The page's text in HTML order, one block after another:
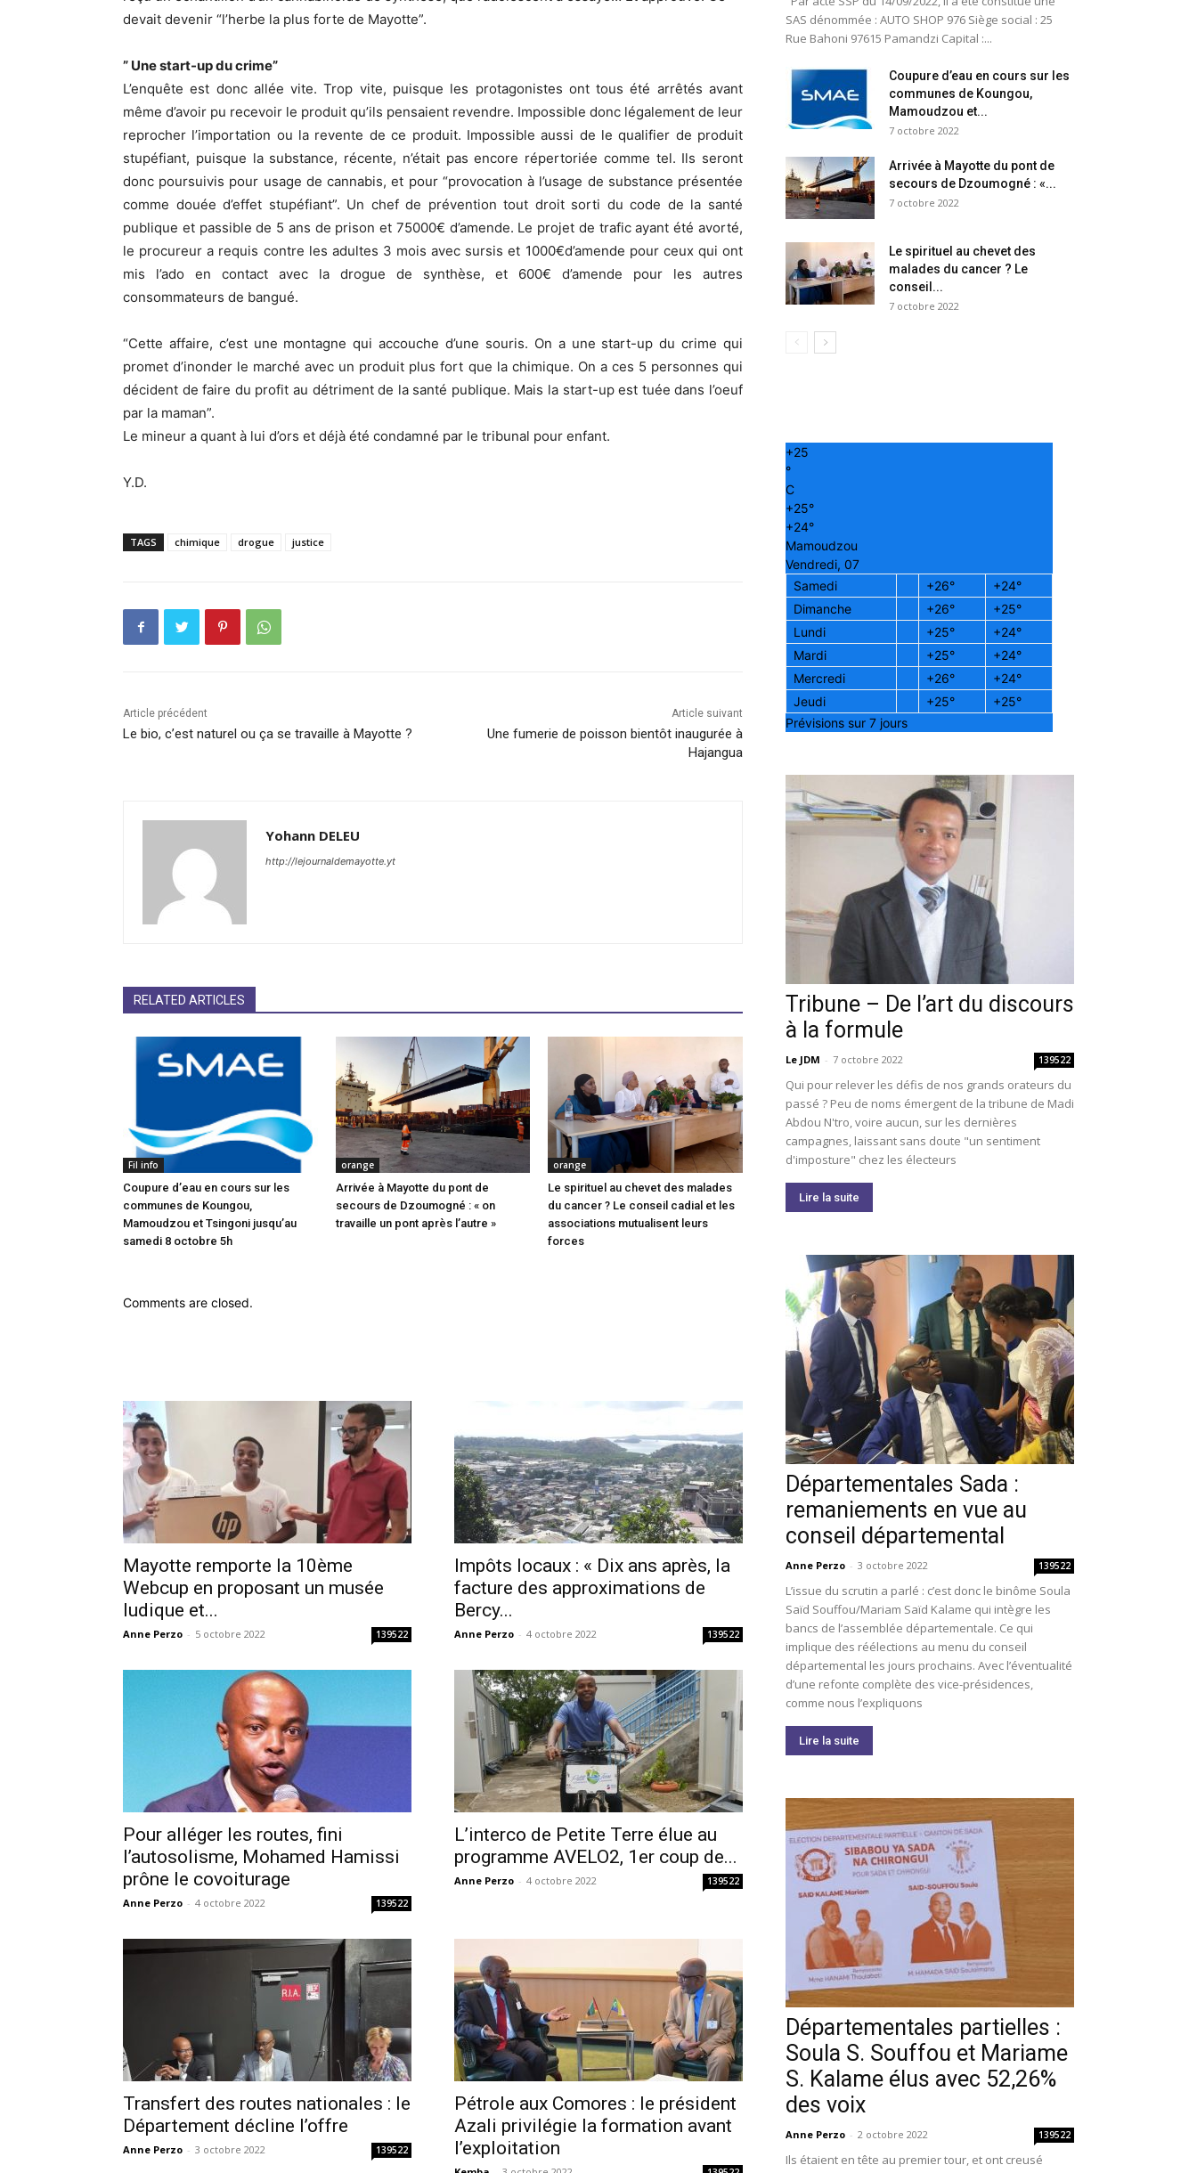
devait devenir “l’herbe la plus forte de Mayotte”.
” Une start-up du crime”
L’enquête est donc allée vite. Trop vite, puisque les protagonistes ont tous été arrêtés avant
même d’avoir pu recevoir le produit qu’ils pensaient revendre. Impossible donc légalement de leur
reprocher l’importation ou la revente de ce produit. Impossible aussi de le qualifier de produit
stupéfiant, puisque la substance, récente, n’était pas encore répertoriée comme tel. Ils seront
donc poursuivis pour usage de cannabis, et pour “provocation à l’usage de substance présentée
comme douée d’effet stupéfiant”. Un chef de prévention tout droit sorti du code de la santé
publique et passible de 5 ans de prison et 75000€ d’amende. Le projet de trafic ayant été avorté,
le procureur a requis contre les adultes 3 mois avec sursis et 1000€d’amende pour ceux qui ont
mis l’ado en contact avec la drogue de synthèse, et 600€ d’amende pour les autres
consommateurs de bangué.
“Cette affaire, c’est une montagne qui accouche d’une souris. On a une start-up du crime qui
promet d’inonder le marché avec un produit plus fort que la chimique. On a ces 5 personnes qui
décident de faire du profit au détriment de la santé publique. Mais la start-up est tuée dans l’oeuf
par la maman”.
Le mineur a quant à lui d’ors et déjà été condamné par le tribunal pour enfant.
Y.D.
TAGS chimique drogue justice
Article précédent
Le bio, c’est naturel ou ça se travaille à Mayotte ?
Article suivant
Une fumerie de poisson bientôt inaugurée à
Hajangua
Yohann DELEU
http://lejournaldemayotte.yt
RELATED ARTICLES
Fil info
Coupure d’eau en cours sur les
communes de Koungou,
Mamoudzou et Tsingoni jusqu’au
samedi 8 octobre 5h
orange
Arrivée à Mayotte du pont de
secours de Dzoumogné : « on
travaille un pont après l’autre »
orange
Le spirituel au chevet des malades
du cancer ? Le conseil cadial et les
associations mutualisent leurs
forces
Comments are closed.
Mayotte remporte la 10ème
Webcup en proposant un musée
ludique et...
Anne Perzo - 5 octobre 2022 139522
Impôts locaux : « Dix ans après, la
facture des approximations de
Bercy...
Anne Perzo - 4 octobre 2022 139522
Pour alléger les routes, fini
l’autosolisme, Mohamed Hamissi
prône le covoiturage
Anne Perzo - 4 octobre 2022 139522
L’interco de Petite Terre élue au
programme AVELO2, 1er coup de...
Anne Perzo - 4 octobre 2022 139522
Transfert des routes nationales : le
Département décline l’offre
Anne Perzo - 3 octobre 2022 139522
Pétrole aux Comores : le président
Azali privilégie la formation avant
l’exploitation
SAS dénommée : AUTO SHOP 976 Siège social : 25
Rue Bahoni 97615 Pamandzi Capital :...
Coupure d’eau en cours sur les
communes de Koungou,
Mamoudzou et...
7 octobre 2022
Arrivée à Mayotte du pont de
secours de Dzoumogné : «...
7 octobre 2022
Le spirituel au chevet des
malades du cancer ? Le
conseil...
7 octobre 2022
+25
°
C
+25°
+24°
Mamoudzou
Vendredi, 07
Samedi
+26° +24°
Dimanche
+26° +25°
Lundi
+25° +24°
Mardi
+25° +24°
Mercredi
+26° +24°
Jeudi
+25° +25°
Prévisions sur 7 jours
Tribune – De l’art du discours
à la formule
Le JDM - 7 octobre 2022 139522
Qui pour relever les défis de nos grands orateurs du
passé ? Peu de noms émergent de la tribune de Madi
Abdou N'tro, voire aucun, sur les dernières
campagnes, laissant sans doute "un sentiment
d'imposture" chez les électeurs
Lire la suite
Départementales Sada :
remaniements en vue au
conseil départemental
Anne Perzo - 3 octobre 2022 139522
L’issue du scrutin a parlé : c’est donc le binôme Soula
Saïd Souffou/Mariam Saïd Kalame qui intègre les
bancs de l’assemblée départementale. Ce qui
implique des réélections au menu du conseil
départemental les jours prochains. Avec l’éventualité
d’une refonte complète des vice-présidences,
comme nous l’expliquons
Lire la suite
Départementales partielles :
Soula S. Souffou et Mariame
S. Kalame élus avec 52,26%
des voix
Anne Perzo - 2 octobre 2022 139522
Ils étaient en tête au premier tour, et ont creusé